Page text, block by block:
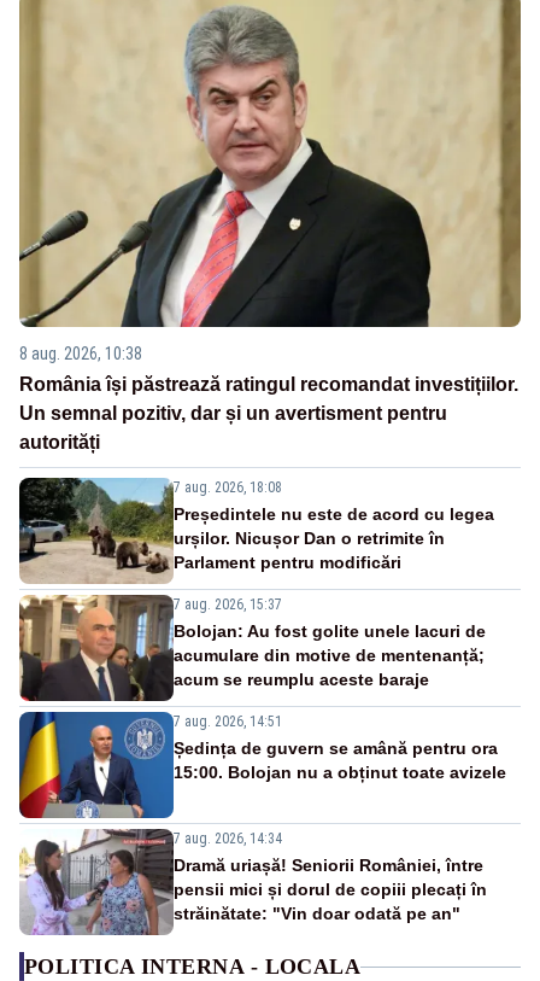
8 aug. 2026, 10:38
România își păstrează ratingul recomandat investițiilor.
Un semnal pozitiv, dar și un avertisment pentru
autorități
7 aug. 2026, 18:08
Președintele nu este de acord cu legea
urșilor. Nicușor Dan o retrimite în
Parlament pentru modificări
7 aug. 2026, 15:37
Bolojan: Au fost golite unele lacuri de
acumulare din motive de mentenanță;
acum se reumplu aceste baraje
7 aug. 2026, 14:51
Ședința de guvern se amână pentru ora
15:00. Bolojan nu a obținut toate avizele
7 aug. 2026, 14:34
Dramă uriașă! Seniorii României, între
pensii mici și dorul de copiii plecați în
străinătate: "Vin doar odată pe an"
POLITICA INTERNA - LOCALA